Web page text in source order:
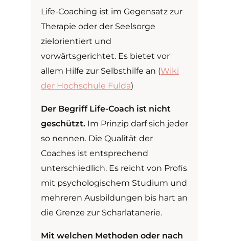
Life-Coaching ist im Gegensatz zur
Therapie oder der Seelsorge
zielorientiert und
vorwärtsgerichtet. Es bietet vor
allem Hilfe zur Selbsthilfe an (Wiki
der Hochschule Fulda)
Der Begriff Life-Coach ist nicht
geschützt. Im Prinzip darf sich jeder
so nennen. Die Qualität der
Coaches ist entsprechend
unterschiedlich. Es reicht von Profis
mit psychologischem Studium und
mehreren Ausbildungen bis hart an
die Grenze zur Scharlatanerie.
Mit welchen Methoden oder nach